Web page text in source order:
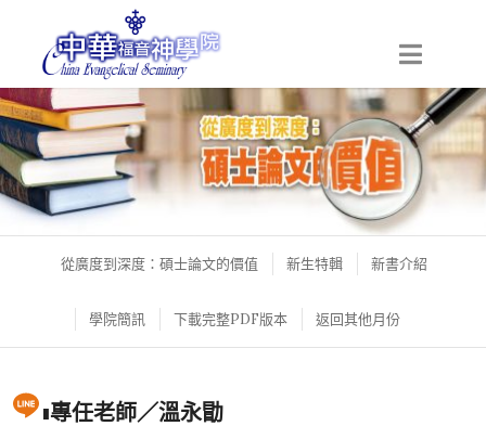
從廣度到深度：碩士論文的價值 新生特輯 新書介紹
學院簡訊 下載完整PDF版本 返回其他月份
■專任老師／溫永勖